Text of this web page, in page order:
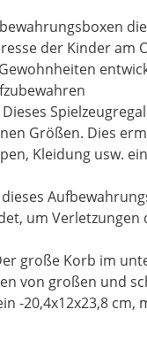
der Kinder am
Größen. Dies
Kleidung usw.
um Verletzungen
große Korb im
von großen und
-20,4x12x23,8 cm,